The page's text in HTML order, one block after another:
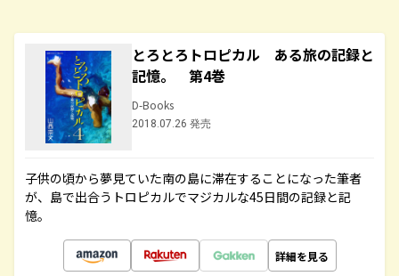
とろとろトロピカル ある旅の記録と
記憶。 第4巻
D-Books
2018.07.26 発売
子供の頃から夢見ていた南の島に滞在することになった筆者
が、島で出合うトロピカルでマジカルな45日間の記録と記
憶。
詳細を見る